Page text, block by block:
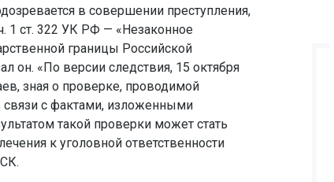
в совершении преступления,
1 ст. 322 УК РФ — «Незаконное
границы Российской
он. «По версии следствия, 15 октября
зная о проверке, проводимой
связи с фактами, изложенными
такой проверки может стать
к уголовной ответственности